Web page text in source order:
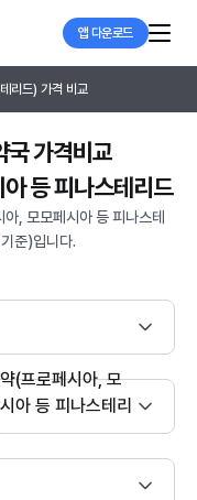
앱 다운로드
리드) 가격 비교
국 가격비교
등 피나스테리드
, 모모페시아 등 피나스테
준)입니다.
(프로페시아, 모
아 등 피나스테리